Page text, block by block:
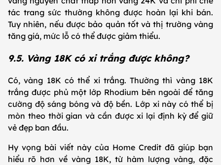
tác trang sức thường không được hoàn lại khi bán.
Tuy nhiên, nếu được bảo quản tốt và thị trường vàng
tăng giá, mức lỗ có thể được giảm thiểu.
9.5. Vàng 18K có xi trắng được không?
Có, vàng 18K có thể xi trắng. Thường thì vàng 18K
trắng được phủ một lớp Rhodium bên ngoài để tăng
cường độ sáng bóng và độ bền. Lớp xi này có thể bị
mòn theo thời gian và cần được xi lại định kỳ để giữ
vẻ đẹp ban đầu.
Hy vọng bài viết này của Home Credit đã giúp bạn
hiểu rõ hơn về vàng 18K, từ hàm lượng vàng, đặc